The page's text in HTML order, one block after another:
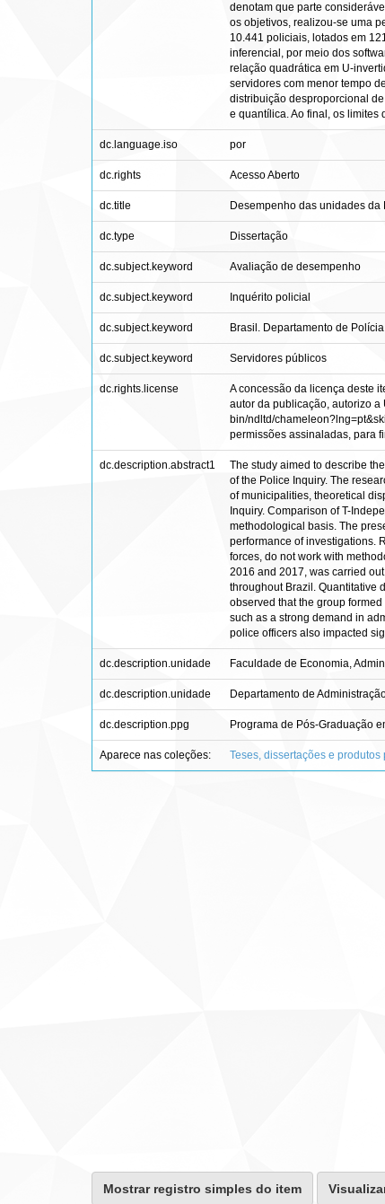
denotam que parte
os objetivos, realizou-se uma
10.441 policiais, lotados em
inferencial, por meio dos
relação quadrática em U-
servidores com menor tempo
distribuição desproporcional
e quantílica. Ao final, os limites
dc.language.iso por
dc.rights Acesso Aberto
dc.title Desempenho das unidades
dc.type Dissertação
dc.subject.keyword Avaliação de desempenho
dc.subject.keyword Inquérito policial
dc.subject.keyword Brasil. Departamento de Polícia
dc.subject.keyword Servidores públicos
dc.rights.license
A concessão da licença deste
autor da publicação, autorizo a
bin/ndltd/
permissões assinaladas, para
dc.description.abstract1
The study aimed to describe
of the Police Inquiry. The
of municipalities, theoretical
Inquiry. Comparison of T-
methodological basis. The
performance of investigations.
forces, do not work with
2016 and 2017, was carried
throughout Brazil. Quantitative
observed that the group
such as a strong demand in
police officers also impacted
dc.description.unidade Faculdade de Economia,
dc.description.unidade Departamento de
dc.description.ppg Programa de Pós-Graduação
Aparece nas coleções: Teses, dissertações e produtos
Mostrar registro simples do item